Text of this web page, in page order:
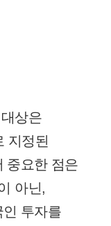
상은
지정된
중요한 점은
아닌,
투자를